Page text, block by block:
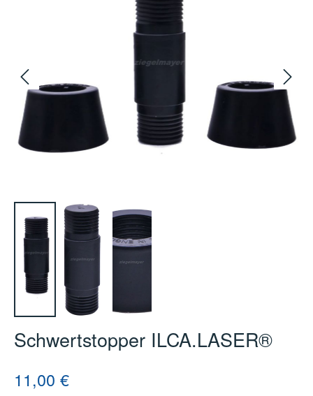
Schwertstopper ILCA.LASER®
Regulärer Preis:
11,00 €